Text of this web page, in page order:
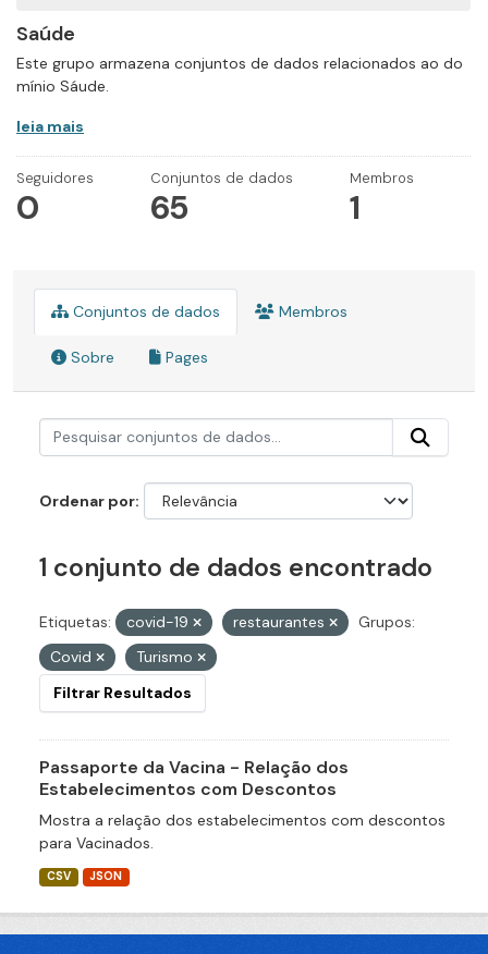
Saúde
Este grupo armazena conjuntos de dados relacionados ao do
mínio Sáude.
leia mais
Seguidores
0
Conjuntos de dados
65
Membros
1
Conjuntos de dados Membros
Sobre Pages
Ordenar por
1 conjunto de dados encontrado
Etiquetas: covid-19 restaurantes
Grupos:
Covid
Turismo
Filtrar Resultados
Passaporte da Vacina - Relação dos
Estabelecimentos com Descontos
Mostra a relação dos estabelecimentos com descontos
para Vacinados.
CSV JSON